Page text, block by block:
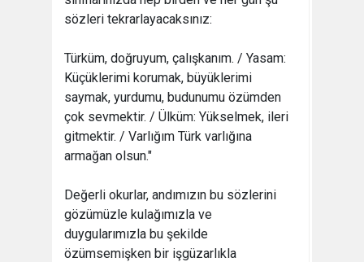
sözleri tekrarlayacaksınız:
Türküm, doğruyum, çalışkanım. / Yasam:
Küçüklerimi korumak, büyüklerimi
saymak, yurdumu, budunumu özümden
çok sevmektir. / Ülküm: Yükselmek, ileri
gitmektir. / Varlığım Türk varlığına
armağan olsun."
Değerli okurlar, andımızın bu sözlerini
gözümüzle kulağımızla ve
duygularımızla bu şekilde
özümsemişken bir işgüzarlıkla